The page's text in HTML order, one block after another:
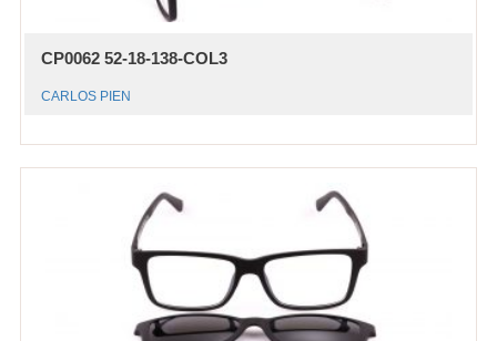
CP0062 52-18-138-COL3
CARLOS PIEN